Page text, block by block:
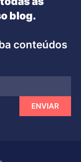
blog.
conteúdos
ENVIAR